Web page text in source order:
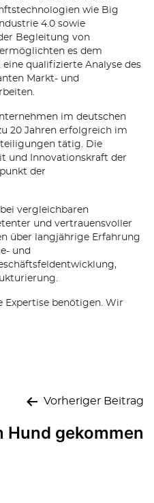
wie Big
4.0 sowie
Begleitung von
es dem
qualifizierte Analyse des
Markt- und
im deutschen
20 Jahren erfolgreich im
tätig. Die
und Innovationskraft der
der
vergleichbaren
und vertrauensvoller
über langjährige Erfahrung
und
Expertise benötigen. Wir
Vorheriger Beitrag
Hund gekommen